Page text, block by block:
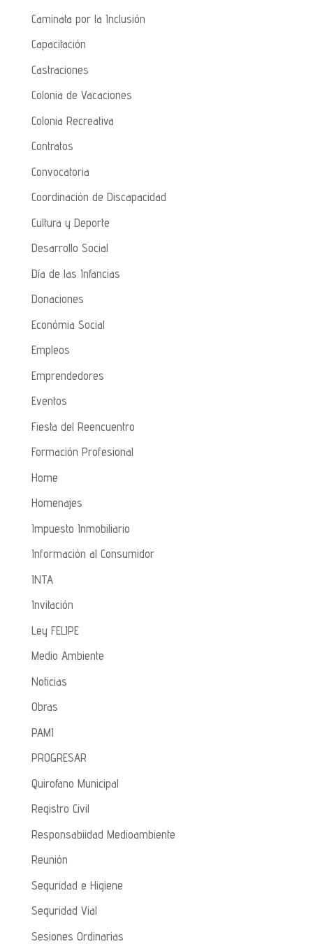
Caminata por la Inclusión
Capacitación
Castraciones
Colonia de Vacaciones
Colonia Recreativa
Contratos
Convocatoria
Coordinación de Discapacidad
Cultura y Deporte
Desarrollo Social
Día de las Infancias
Donaciones
Económia Social
Empleos
Emprendedores
Eventos
Fiesta del Reencuentro
Formación Profesional
Home
Homenajes
Impuesto Inmobiliario
Información al Consumidor
INTA
Invitación
Ley FELIPE
Medio Ambiente
Noticias
Obras
PAMI
PROGRESAR
Quirofano Municipal
Registro Civil
Responsabiidad Medioambiente
Reunión
Seguridad e Higiene
Seguridad Vial
Sesiones Ordinarias